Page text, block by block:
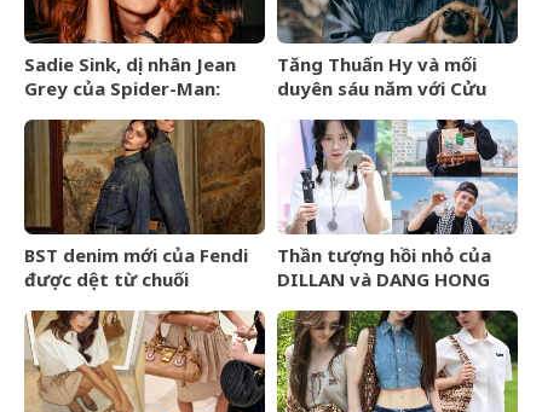
Sadie Sink, dị nhân Jean
Grey của Spider-Man:
Tăng Thuấn Hy và mối
duyên sáu năm với Cửu
BST denim mới của Fendi
được dệt từ chuối
Thần tượng hồi nhỏ của
DILLAN và DANG HONG